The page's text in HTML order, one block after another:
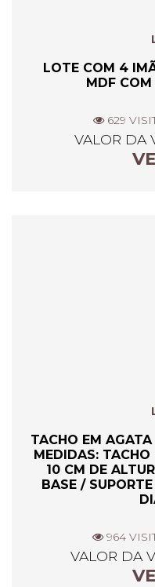
LOTE COM 4
MDF
629
VALOR DA
TACHO EM
MEDIDAS:
10 CM DE
BASE /
964
VALOR DA